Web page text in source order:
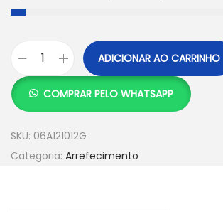
ADICIONAR AO CARRINHO
COMPRAR PELO WHATSAPP
SKU: 06A121012G
Categoria: Arrefecimento